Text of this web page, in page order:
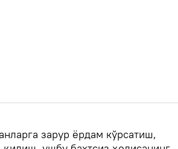
зарур ёрдам кўрсатиш,